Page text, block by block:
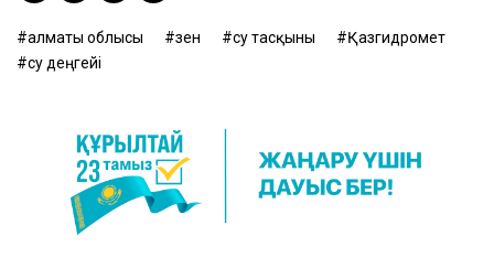
алматы облысы өзен су тасқыны
Қазгидромет
су деңгейі